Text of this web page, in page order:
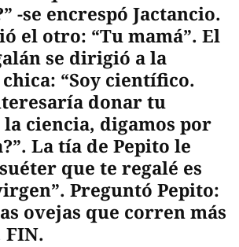
-se encrespó Jactancio.
el otro: “Tu mamá”. El
se dirigió a la
“Soy científico.
donar tu
la ciencia, digamos por
La tía de Pepito le
que te regalé es
Preguntó Pepito:
ovejas que corren más
FIN.